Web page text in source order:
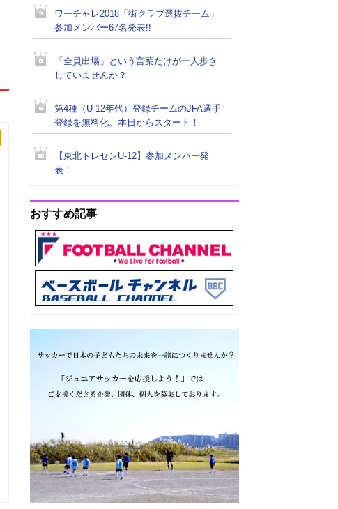
ワーチャレ2018「街クラブ選抜チーム」
参加メンバー67名発表!!
「全員出場」という言葉だけが一人歩き
していませんか？
第4種（U-12年代）登録チームのJFA選手
登録を無料化。本日からスタート！
【東北トレセンU-12】参加メンバー発
表！
おすすめ記事